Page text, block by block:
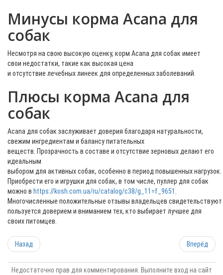
Минусы корма Acana для
собак
Несмотря на свою высокую оценку, корм Acana для собак имеет
свои недостатки, такие как высокая цена
и отсутствие лечебных линеек для определенных заболеваний.
Плюсы корма Acana для
собак
Acana для собак заслуживает доверия благодаря натуральности,
свежим ингредиентам и балансу питательных
веществ. Прозрачность в составе и отсутствие зерновых делают его
идеальным
выбором для активных собак, особенно в период повышенных нагрузок.
Приобрести его и игрушки для собак, в том числе, пуллер для собак
можно в https://kosh.com.ua/ru/catalog/c38/g_11=f_9651
Многочисленные положительные отзывы владельцев
пользуется доверием и вниманием тех, кто выбирает лучшее для
своих питомцев.
Назад Вперёд
Недостаточно прав для комментирования. Выполните вход на сайт